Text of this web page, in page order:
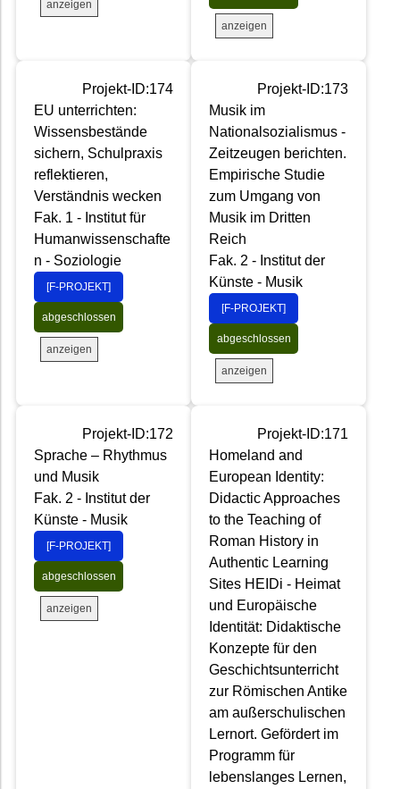
anzeigen
anzeigen
Projekt-ID:174
EU unterrichten:
Wissensbestände
sichern, Schulpraxis
reflektieren,
Verständnis wecken
Fak. 1 - Institut für
Humanwissenschafte
n - Soziologie
[F-PROJEKT]
abgeschlossen
anzeigen
Projekt-ID:173
Musik im
Nationalsozialismus -
Zeitzeugen berichten.
Empirische Studie
zum Umgang von
Musik im Dritten
Reich
Fak. 2 - Institut der
Künste - Musik
[F-PROJEKT]
abgeschlossen
anzeigen
Projekt-ID:172
Sprache – Rhythmus
und Musik
Fak. 2 - Institut der
Künste - Musik
[F-PROJEKT]
abgeschlossen
anzeigen
Projekt-ID:171
Homeland and
European Identity:
Didactic Approaches
to the Teaching of
Roman History in
Authentic Learning
Sites HEIDi - Heimat
und Europäische
Identität: Didaktische
Konzepte für den
Geschichtsunterricht
zur Römischen Antike
am außerschulischen
Lernort. Gefördert im
Programm für
lebenslanges Lernen,